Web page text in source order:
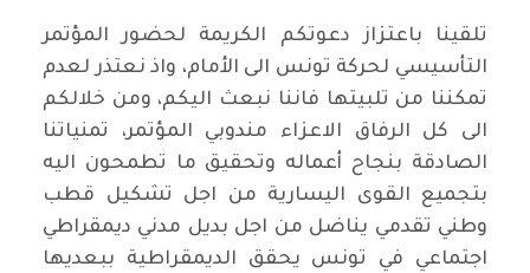
تلقينا باعتزاز دعوتكم الكريمة لحضور المؤتمر
التأسيسي لحركة تونس الى الأمام، واذ نعتذر لعدم
تمكننا من تلبيتها فاننا نبعث اليكم، ومن خلالكم
الى كل الرفاق الاعزاء مندوبي المؤتمر، تمنياتنا
الصادقة بنجاح أعماله وتحقيق ما تطمحون اليه
بتجميع القوى اليسارية من اجل تشكيل قطب
وطني تقدمي يناضل من اجل بديل مدني ديمقراطي
اجتماعي في تونس يحقق الديمقراطية ببعديها